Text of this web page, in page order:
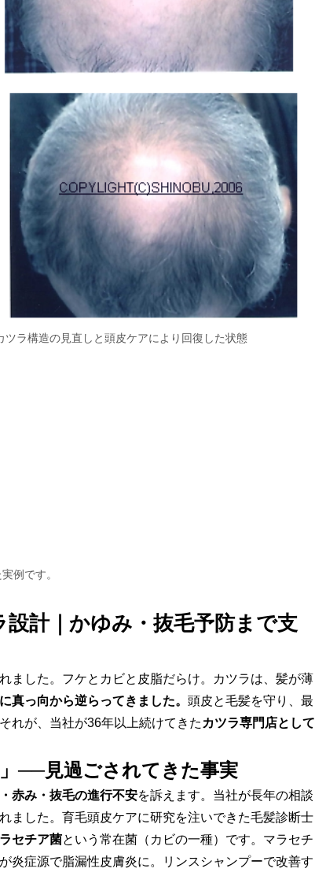
ツラ構造の見直しと頭皮ケアにより回復した状態
例です。
計｜かゆみ・抜毛予防まで支
ました。フケとカビと皮脂だらけ。カツラは、髪が薄
真っ向から逆らってきました。 頭皮と毛髪を守り、最
れが、当社が36年以上続けてきた カツラ専門店として
──見過ごされてきた事実
赤み・抜毛の進行不安を訴えます。当社が長年の相談
ました。育毛頭皮ケアに研究を注いできた毛髪診断士
セチア菌という常在菌（カビの一種）です。マラセチ
炎症源で脂漏性皮膚炎に。リンスシャンプーで改善す